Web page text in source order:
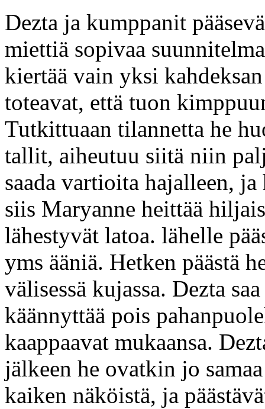
Dezta ja kumppanit
miettiä sopivaa
kiertää vain yksi
toteavat, että tuon
Tutkittuaan tilannetta he
tallit, aiheutuu siitä niin
saada vartioita hajalleen,
siis Maryanne heittää
lähestyvät latoa. lähelle
yms ääniä. Hetken päästä
välisessä kujassa. Dezta
käännyttää pois
kaappaavat mukaansa.
jälkeen he ovatkin jo
kaiken näköistä, ja